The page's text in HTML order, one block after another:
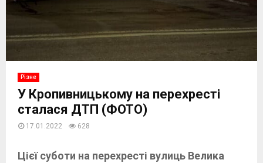
Різне
У Кропивницькому на перехресті
сталася ДТП (ФОТО)
17.01.2022 628
Цієї суботи на перехресті вулиць Велика